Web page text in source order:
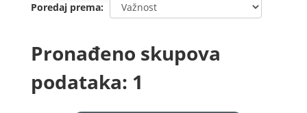
Poredaj prema
Pronađeno skupova
podataka: 1